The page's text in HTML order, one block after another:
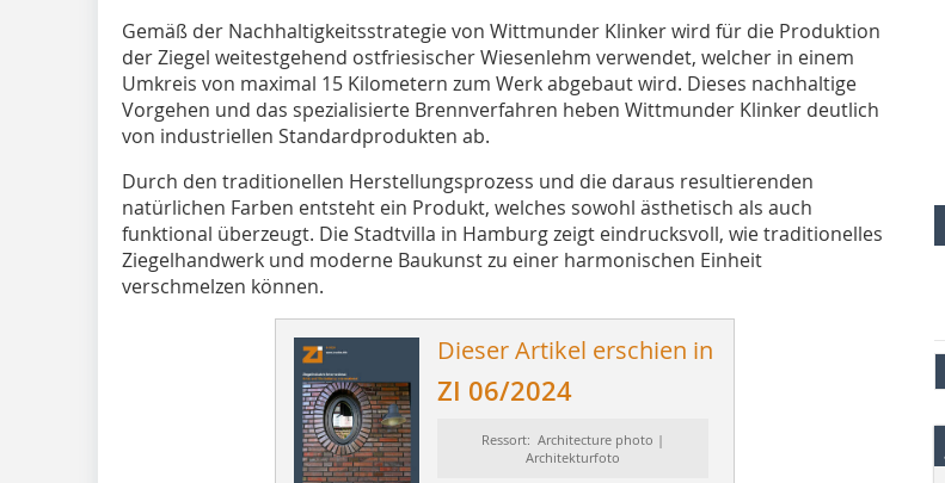
Gemäß der Nachhaltigkeitsstrategie von Wittmunder Klinker wird für die Produktion
der Ziegel weitestgehend ostfriesischer Wiesenlehm verwendet, welcher in einem
Umkreis von maximal 15 Kilometern zum Werk abgebaut wird. Dieses nachhaltige
Vorgehen und das spezialisierte Brennverfahren heben Wittmunder Klinker deutlich
von industriellen Standardprodukten ab.
Durch den traditionellen Herstellungsprozess und die daraus resultierenden
natürlichen Farben entsteht ein Produkt, welches sowohl ästhetisch als auch
funktional überzeugt. Die Stadtvilla in Hamburg zeigt eindrucksvoll, wie traditionelles
Ziegelhandwerk und moderne Baukunst zu einer harmonischen Einheit
verschmelzen können.
Dieser Artikel erschien in
ZI 06/2024
Ressort: Architecture photo |
Architekturfoto